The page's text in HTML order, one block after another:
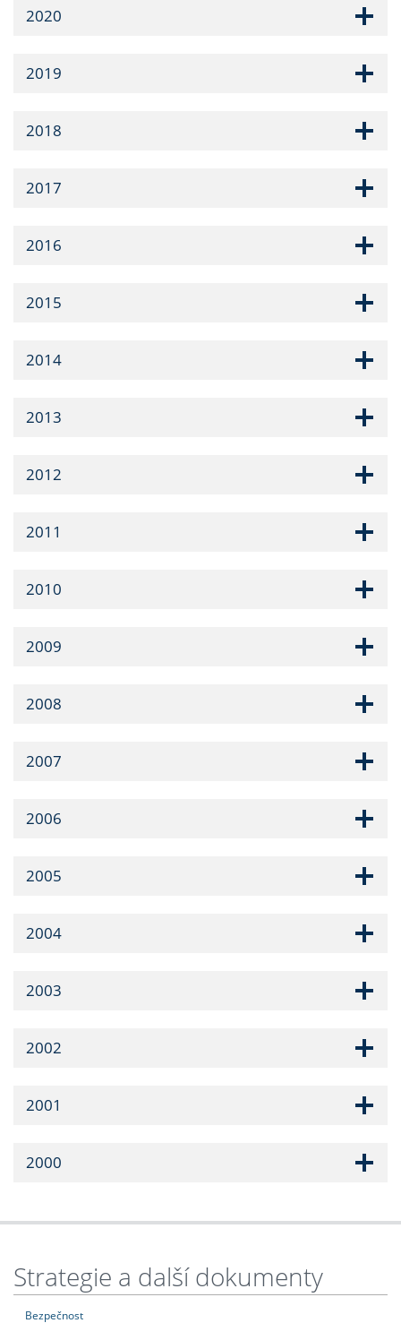
2020
2019
2018
2017
2016
2015
2014
2013
2012
2011
2010
2009
2008
2007
2006
2005
2004
2003
2002
2001
2000
Strategie a další dokumenty
Bezpečnost